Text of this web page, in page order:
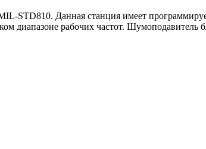
STD810. Данная станция имеет
диапазоне рабочих частот.